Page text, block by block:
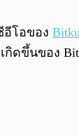
โอของ
กิดขึ้นของ